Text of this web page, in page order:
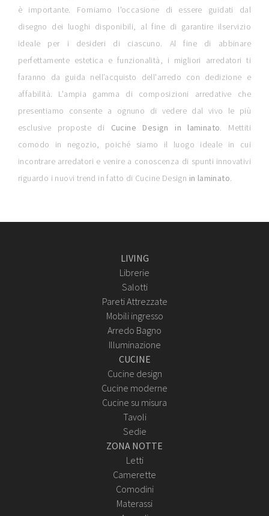
è importante. Forniamo l'occasione di essere guidati dal
disegno dei luoghi disponibili, al fine di garantire ilservizio
ideale per i desideri di ciascuno. Al fine di abbinare
perfettamente estetica e funzionalità, i migliori arredatori ti
faranno da guida nell’acquisto dell'arredo con dedizione e
affabilità. L'ampia gamma di composizioni arredative che
presentiamo consente a ognuno di vedere dal vivo le più
esclusive proposte di Cucine Design in laminato. Mettiti
comodo in negozio, poiché siamo il luogo ideale in cui
incontrare arredatori e venire a conoscenza di spunti innovativi
riguardo i nuovi trend in fatto di Cucine Design in laminato.
LIVING
Librerie
Salotti
Pareti Attrezzate
Mobili ingresso
Arredo Bagno
Illuminazione
CUCINE
Cucine design
Cucine moderne
Cucine su misura
Tavoli
Sedie
ZONA NOTTE
Letti
Camerette
Comodini
Materassi